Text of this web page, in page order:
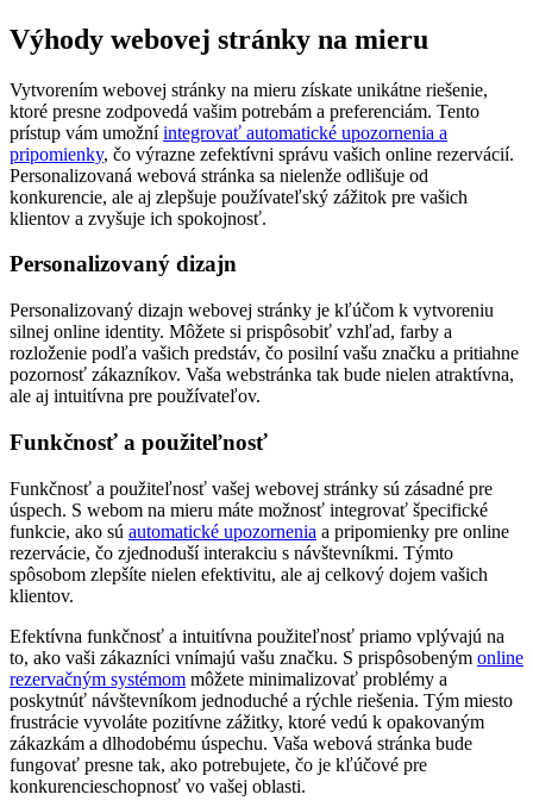
Výhody webovej stránky na mieru
Vytvorením webovej stránky na mieru získate unikátne riešenie,
ktoré presne zodpovedá vašim potrebám a preferenciám. Tento
prístup vám umožníintegrovať automatické upozornenia a
pripomienky, čo výrazne zefektívni správu vašich online rezervácií.
Personalizovaná webová stránka sa nielenže odlišuje od
konkurencie, ale aj zlepšuje používateľský zážitok pre vašich
klientov a zvyšuje ich spokojnosť.
Personalizovaný dizajn
Personalizovaný dizajn webovej stránky je kľúčom k vytvoreniu
silnej online identity. Môžete si prispôsobiť vzhľad, farby a
rozloženie podľa vašich predstáv, čo posilní vašu značku a pritiahne
pozornosť zákazníkov. Vaša webstránka tak bude nielen atraktívna,
ale aj intuitívna pre používateľov.
Funkčnosť a použiteľnosť
Funkčnosť a použiteľnosť vašej webovej stránky sú zásadné pre
úspech. S webom na mieru máte možnosť integrovať špecifické
funkcie, ako sú automatické upozornenia a pripomienky pre online
rezervácie, čo zjednoduší interakciu s návštevníkmi. Týmto
spôsobom zlepšíte nielen efektivitu, ale aj celkový dojem vašich
klientov.
Efektívna funkčnosť a intuitívna použiteľnosť priamo vplývajú na
to, ako vaši zákazníci vnímajú vašu značku. S prispôsobeným online
rezervačným systémom môžete minimalizovať problémy a
poskytnúť návštevníkom jednoduché a rýchle riešenia. Tým miesto
frustrácie vyvoláte pozitívne zážitky, ktoré vedú k opakovaným
zákazkám a dlhodobému úspechu. Vaša webová stránka bude
fungovať presne tak, ako potrebujete, čo je kľúčové pre
konkurencieschopnosť vo vašej oblasti.